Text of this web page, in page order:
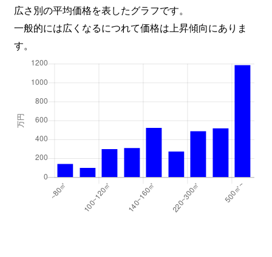
広さ別の平均価格を表したグラフです。
一般的には広くなるにつれて価格は上昇傾向にありま
す。